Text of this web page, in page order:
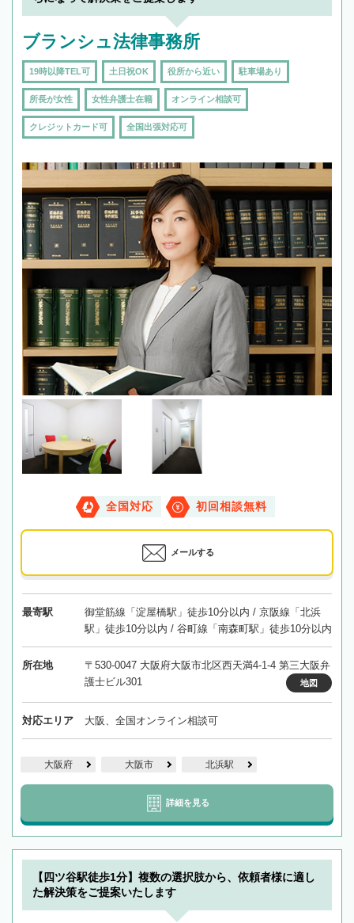
ブランシュ法律事務所
19時以降TEL可 土日祝OK 役所から近い 駐車場あり
所長が女性 女性弁護士在籍 オンライン相談可
クレジットカード可 全国出張対応可
全国対応 初回相談無料
メールする
最寄駅
御堂筋線「淀屋橋駅」徒歩10分以内 / 京阪線「北浜
駅」徒歩10分以内 / 谷町線「南森町駅」徒歩10分以内
所在地
〒530-0047 大阪府大阪市北区西天満4-1-4 第三大阪弁
護士ビル301
地図
対応エリア 大阪、全国オンライン相談可
大阪府 大阪市 北浜駅
詳細を見る
【四ツ谷駅徒歩1分】複数の選択肢から、依頼者様に適し
た解決策をご提案いたします